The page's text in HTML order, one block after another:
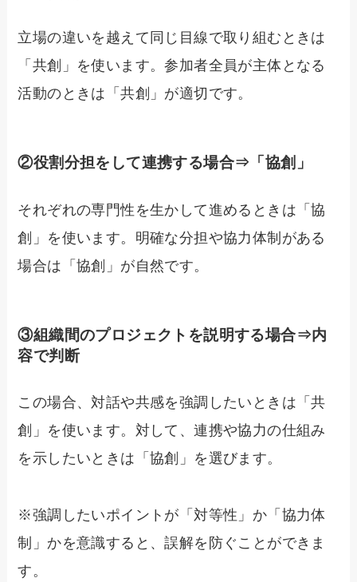
立場の違いを越えて同じ目線で取り組むときは
「共創」を使います。参加者全員が主体となる
活動のときは「共創」が適切です。
②役割分担をして連携する場合⇒「協創」
それぞれの専門性を生かして進めるときは「協
創」を使います。明確な分担や協力体制がある
場合は「協創」が自然です。
③組織間のプロジェクトを説明する場合⇒内
容で判断
この場合、対話や共感を強調したいときは「共
創」を使います。対して、連携や協力の仕組み
を示したいときは「協創」を選びます。
※強調したいポイントが「対等性」か「協力体
制」かを意識すると、誤解を防ぐことができま
す。